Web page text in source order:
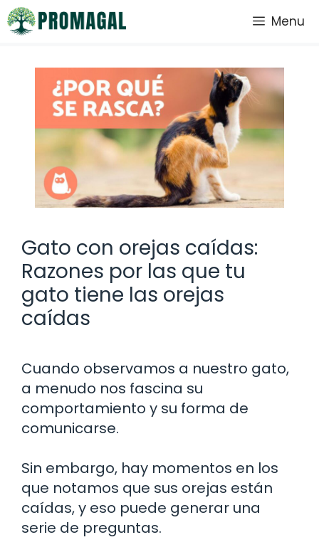
Saltar
al
Menu
Gato con orejas caídas:
Razones por las que tu
gato tiene las orejas
caídas
Cuando observamos a nuestro gato,
a menudo nos fascina su
comportamiento y su forma de
comunicarse.
Sin embargo, hay momentos en los
que notamos que sus orejas están
caídas, y eso puede generar una
serie de preguntas.